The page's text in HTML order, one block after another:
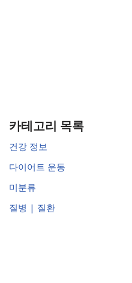
카테고리 목록
건강 정보
다이어트 운동
미분류
질병 | 질환